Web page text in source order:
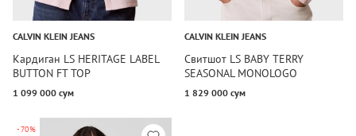
CALVIN KLEIN JEANS
Кардиган LS HERITAGE LABEL
BUTTON FT TOP
1 099 000 сум
CALVIN KLEIN JEANS
Свитшот LS BABY TERRY
SEASONAL MONOLOGO
1 829 000 сум
-70%